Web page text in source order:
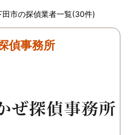
田市の探偵業者一覧(30件)
偵事務所